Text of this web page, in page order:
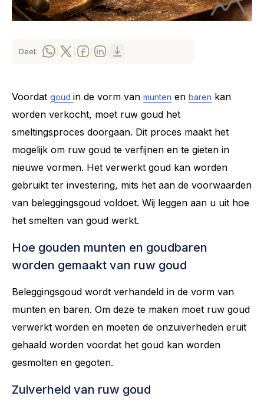
Deel:
Voordat goud in de vorm van munten en baren kan
worden verkocht, moet ruw goud het
smeltingsproces doorgaan. Dit proces maakt het
mogelijk om ruw goud te verfijnen en te gieten in
nieuwe vormen. Het verwerkt goud kan worden
gebruikt ter investering, mits het aan de voorwaarden
van beleggingsgoud voldoet. Wij leggen aan u uit hoe
het smelten van goud werkt.
Hoe gouden munten en goudbaren
worden gemaakt van ruw goud
Beleggingsgoud wordt verhandeld in de vorm van
munten en baren. Om deze te maken moet ruw goud
verwerkt worden en moeten de onzuiverheden eruit
gehaald worden voordat het goud kan worden
gesmolten en gegoten.
Zuiverheid van ruw goud